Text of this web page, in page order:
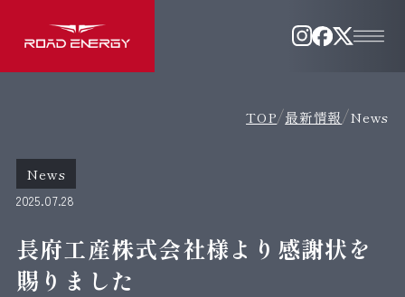
ME
Road Energyの想い
選ばれる理由
暮らしの設計プロセス
メンバー
Q&A
TOP 最新情報 News
News
2025.07.28
長府工産株式会社様より感謝状を
賜りました